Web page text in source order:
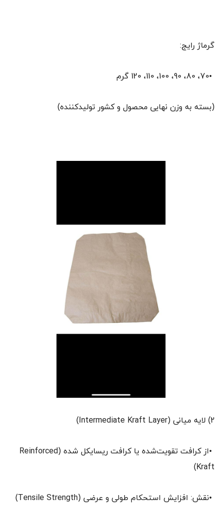
گرماژ رایج:
•70، 80، 90، 100، 110، 120 گرم
(بسته به وزن نهایی محصول و کشور تولیدکننده)
2) لایه میانی (Intermediate Kraft Layer)
•از کرافت تقویت‌شده یا کرافت ریسایکل شده (Reinforced
Kraft)
•نقش: افزایش استحکام طولی و عرضی (Tensile Strength)